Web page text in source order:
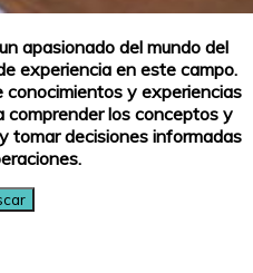
apasionado del mundo del
experiencia en este campo.
y experiencias
comprender los conceptos y
tomar decisiones informadas